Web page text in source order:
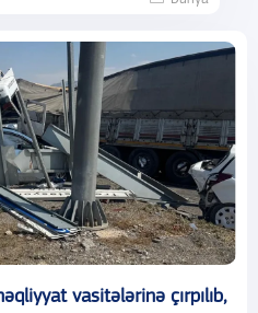
vasitələrinə çırpılıb,